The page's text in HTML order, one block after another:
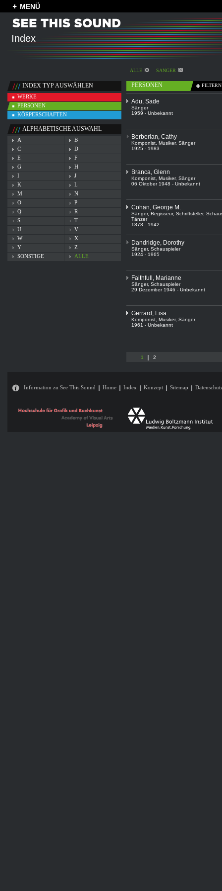
MENÜ
Index
ALLE SÄNGER
INDEX TYP AUSWÄHLEN
WERKE
PERSONEN
KÖRPERSCHAFTEN
ALPHABETISCHE AUSWAHL
A
B
C
D
E
F
G
H
I
J
K
L
M
N
O
P
Q
R
S
T
U
V
W
X
Y
Z
SONSTIGE
ALLE
PERSONEN
Adu, Sade
Sänger
1959 - Unbekannt
Berberian, Cathy
Komponist Musiker, Sänger
1925 - 1983
Branca, Glenn
Komponist Musiker, Sänger
06 Oktober 1948 - Unbekannt
Cohan, George M.
Sänger, Regisseur, Schriftsteller,
Tänzer
1878 - 1942
Dandridge, Dorothy
Sänger, Schauspieler
1924 - 1965
Faithfull, Marianne
Sänger, Schauspieler
29 Dezember 1946 - Unbekannt
Gerrard, Lisa
Komponist Musiker, Sänger
1961 - Unbekannt
1 2
Information zu See This Sound Home Index Konzept Sitemap